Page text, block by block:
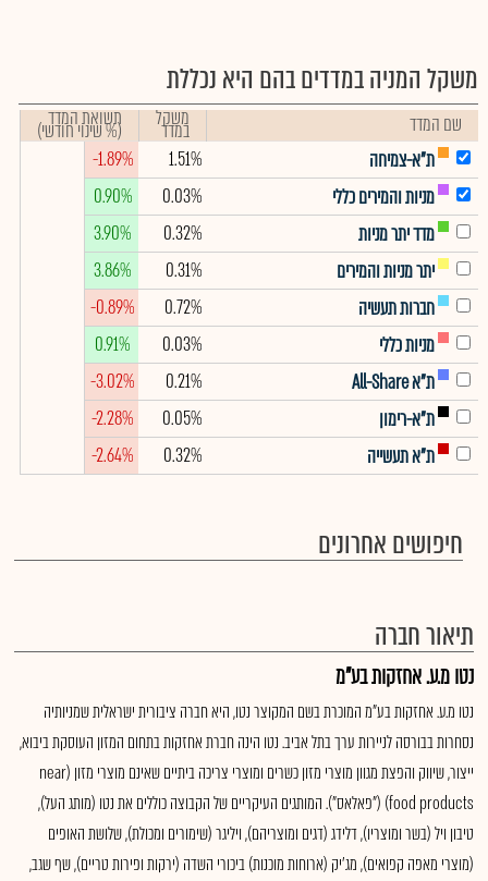
משקל המניה במדדים בהם היא נכללת
שם המדד משקל
במדד תשואת המדד
(% שינוי חודשי)
ת"א-צמיחה
1.51%
-1.89%
מניות והמירים כללי
0.03%
0.90%
מדד יתר מניות
0.32%
3.90%
יתר מניות והמירים
0.31%
3.86%
חברות תעשיה
0.72%
-0.89%
מניות כללי
0.03%
0.91%
ת"א All-Share
0.21%
-3.02%
ת"א-רימון
0.05%
-2.28%
ת"א תעשייה
0.32%
-2.64%
חיפושים אחרונים
תיאור חברה
נטו מ.ע. אחזקות בע"מ
נטו מ.ע. אחזקות בע"מ המוכרת בשם המקוצר נטו, היא חברה ציבורית ישראלית שמניותיה
נסחרות בבורסה לניירות ערך בתל אביב. נטו הינה חברת אחזקות בתחום המזון העוסקת ביבוא,
ייצור, שיווק והפצת מגוון מוצרי מזון כשרים ומוצרי צריכה ביתיים שאינם מוצרי מזון (near
food products) ("פאלאס"). המותגים העיקריים של הקבוצה כוללים את נטו (מותג העל),
טיבון ויל (בשר ומוצריו), דלידג (דגים ומוצריהם), ויליגר (שימורים ומכולת), שלושת האופים
(מוצרי מאפה קפואים), מג'יק (ארוחות מוכנות) ביכורי השדה (ירקות ופירות טריים), שף שגב,